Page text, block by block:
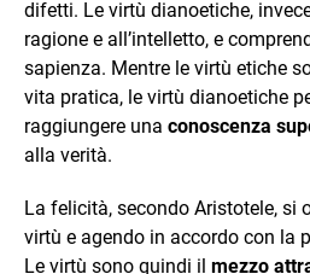
difetti. Le virtù dianoetiche,
ragione e all’intelletto, e
sapienza. Mentre le virtù etiche
vita pratica, le virtù dianoetiche
raggiungere una conoscenza
alla verità.
La felicità, secondo Aristotele, si
virtù e agendo in accordo con la
Le virtù sono quindi il mezzo